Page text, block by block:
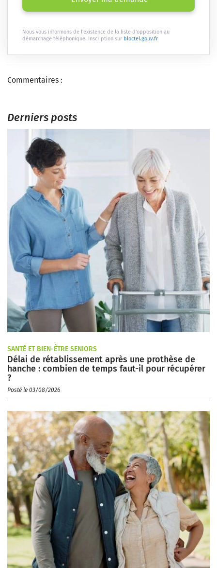
Nous vous informons de l'existence de la liste d'opposition au
démarchage téléphonique. Inscription sur bloctel.gouv.fr
Commentaires :
Derniers posts
SANTÉ ET BIEN-ÊTRE SENIORS
Délai de rétablissement après une prothèse de
hanche : combien de temps faut-il pour récupérer
?
Posté le 03/08/2026